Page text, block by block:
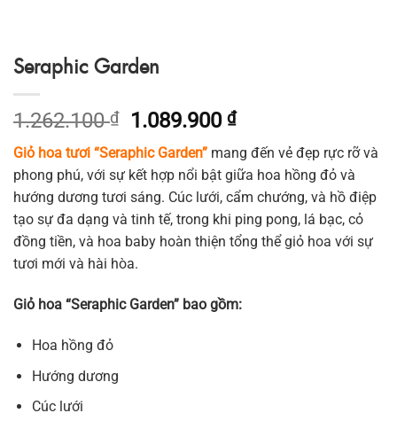
Seraphic Garden
1.262.100₫
Giá
gốc
là:
1.262.100 ₫.
1.089.900₫Giá
hiện
tại
là:
1.089.900 ₫.
Giỏ hoa tươi “Seraphic Garden” mang đến vẻ đẹp rực rỡ và
phong phú, với sự kết hợp nổi bật giữa hoa hồng đỏ và
hướng dương tươi sáng. Cúc lưới, cẩm chướng, và hồ điệp
tạo sự đa dạng và tinh tế, trong khi ping pong, lá bạc, cỏ
đồng tiền, và hoa baby hoàn thiện tổng thể giỏ hoa với sự
tươi mới và hài hòa.
Giỏ hoa “Seraphic Garden” bao gồm:
Hoa hồng đỏ
Hướng dương
Cúc lưới